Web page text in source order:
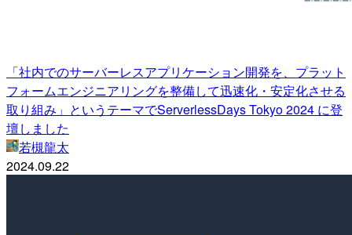
「社内でのサーバーレスアプリケーション開発を、プラット
フォームエンジニアリングを整備して迅速化・安定化させる
取り組み」というテーマでServerlessDays Tokyo 2024 に登
壇しました
若槻龍太
2024.09.22